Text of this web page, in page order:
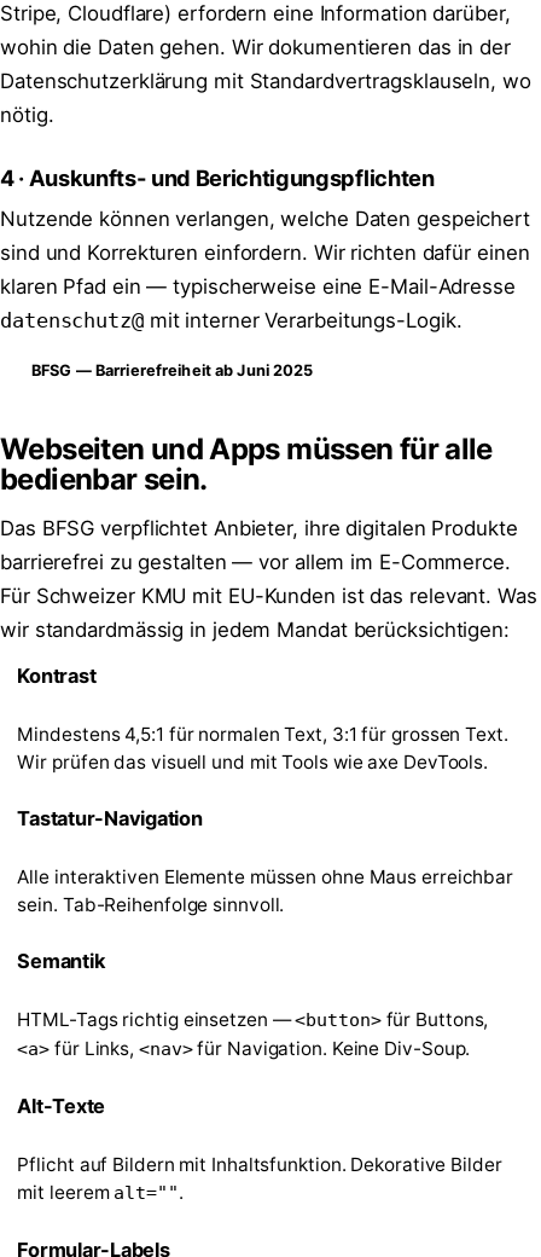
Stripe, Cloudflare) erfordern eine Information darüber,
wohin die Daten gehen. Wir dokumentieren das in der
Datenschutzerklärung mit Standardvertragsklauseln, wo
nötig.
4 · Auskunfts- und Berichtigungspflichten
Nutzende können verlangen, welche Daten gespeichert
sind und Korrekturen einfordern. Wir richten dafür einen
klaren Pfad ein — typischerweise eine E-Mail-Adresse
datenschutz@mit interner Verarbeitungs-Logik.
BFSG — Barrierefreiheit ab Juni 2025
Webseiten und Apps müssen für alle
bedienbar sein.
Das BFSG verpflichtet Anbieter, ihre digitalen Produkte
barrierefrei zu gestalten — vor allem im E-Commerce.
Für Schweizer KMU mit EU-Kunden ist das relevant. Was
wir standardmässig in jedem Mandat berücksichtigen:
Kontrast
Mindestens 4,5:1 für normalen Text, 3:1 für grossen Text.
Wir prüfen das visuell und mit Tools wie axe DevTools.
Tastatur-Navigation
Alle interaktiven Elemente müssen ohne Maus erreichbar
sein. Tab-Reihenfolge sinnvoll.
Semantik
HTML-Tags richtig einsetzen —<button>für Buttons,
<a> für Links, <nav>für Navigation. Keine Div-Soup.
Alt-Texte
Pflicht auf Bildern mit Inhaltsfunktion. Dekorative Bilder
mit leerem alt="".
Formular-Labels